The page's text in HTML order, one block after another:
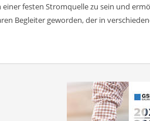
festen Stromquelle zu sein und
Begleiter geworden, der in